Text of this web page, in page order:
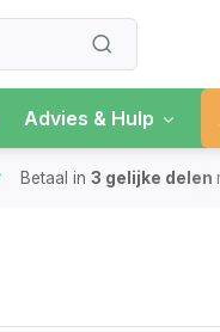
Advies & Hulp
Betaal in 3 gelijke delen